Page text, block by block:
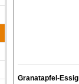
Granatapfel-Essig